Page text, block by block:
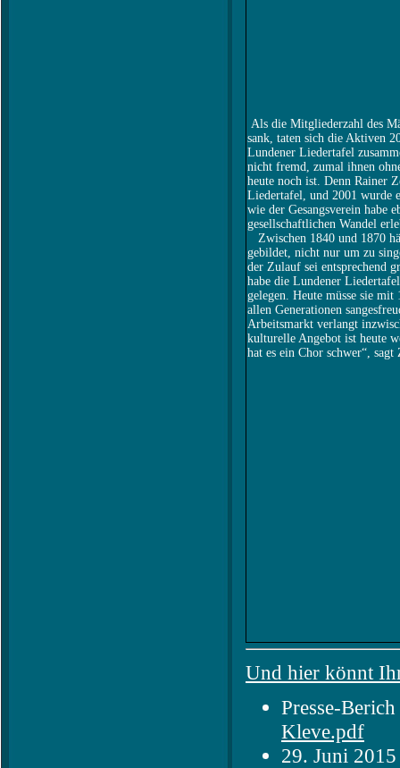
Als die Mitgliederzahl des
sank, taten sich die Aktiven
Lundener Liedertafel
nicht fremd, zumal ihnen
heute noch ist. Denn Rainer
Liedertafel, und 2001 wurde
wie der Gesangsverein habe
gesellschaftlichen Wandel
Zwischen 1840 und 1870
gebildet, nicht nur um zu
der Zulauf sei entsprechend
habe die Lundener
gelegen. Heute müsse sie
allen Generationen
Arbeitsmarkt verlangt
kulturelle Angebot ist heute
hat es ein Chor schwer“, sagt
Und hier könnt
Presse-
Kleve.pdf
29. Juni 2015